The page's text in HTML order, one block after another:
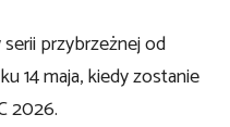
przybrzeżnej od
14 maja, kiedy zostanie
2026.